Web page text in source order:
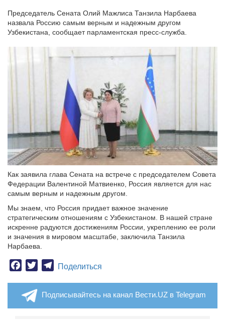
Председатель Сената Олий Мажлиса Танзила Нарбаева
назвала Россию самым верным и надежным другом
Узбекистана, сообщает парламентская пресс-служба.
Как заявила глава Сената на встрече с председателем Совета
Федерации Валентиной Матвиенко, Россия является для нас
самым верным и надежным другом.
Мы знаем, что Россия придает важное значение
стратегическим отношениям с Узбекистаном. В нашей стране
искренне радуются достижениям России, укреплению ее роли
и значения в мировом масштабе, заключила Танзила
Нарбаева.
Facebook
TwitterTelegram
Поделиться
Подписывайтесь на канал Вести.UZ в Telegram